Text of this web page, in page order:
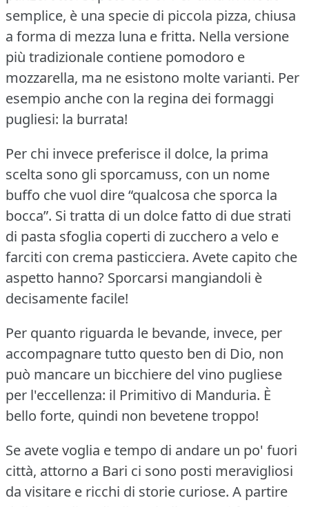
semplice, è una specie di piccola pizza, chiusa
a forma di mezza luna e fritta. Nella versione
più tradizionale contiene pomodoro e
mozzarella, ma ne esistono molte varianti. Per
esempio anche con la regina dei formaggi
pugliesi: la burrata!
Per chi invece preferisce il dolce, la prima
scelta sono gli sporcamuss, con un nome
buffo che vuol dire “qualcosa che sporca la
bocca”. Si tratta di un dolce fatto di due strati
di pasta sfoglia coperti di zucchero a velo e
farciti con crema pasticciera. Avete capito che
aspetto hanno? Sporcarsi mangiandoli è
decisamente facile!
Per quanto riguarda le bevande, invece, per
accompagnare tutto questo ben di Dio, non
può mancare un bicchiere del vino pugliese
per l'eccellenza: il Primitivo di Manduria. È
bello forte, quindi non bevetene troppo!
Se avete voglia e tempo di andare un po' fuori
città, attorno a Bari ci sono posti meravigliosi
da visitare e ricchi di storie curiose. A partire